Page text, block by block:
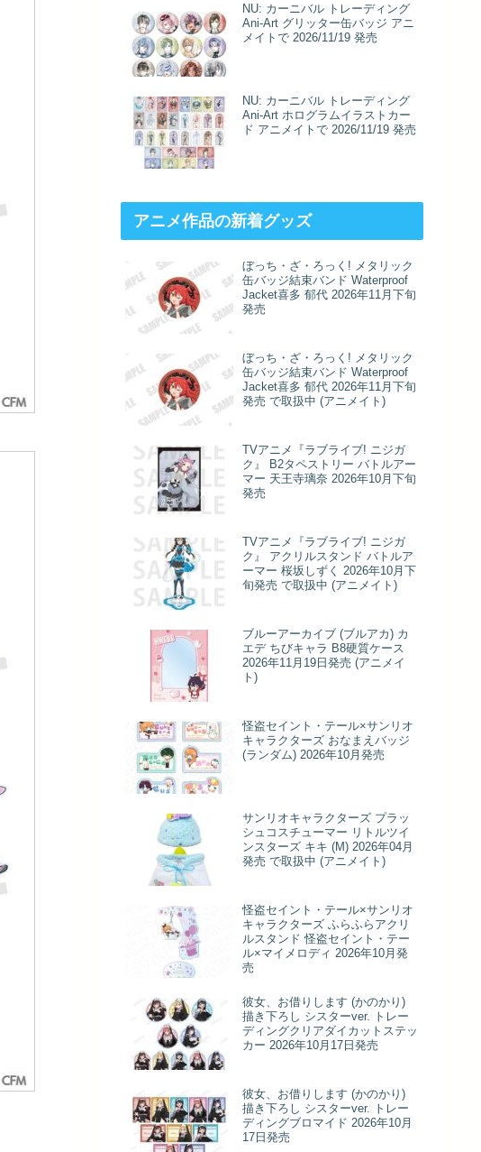
NU: カーニバル トレーディング
Ani-Art グリッター缶バッジ アニ
メイトで 2026/11/19 発売
NU: カーニバル トレーディング
Ani-Art ホログラムイラストカー
ド アニメイトで 2026/11/19 発売
アニメ作品の新着グッズ
ぼっち・ざ・ろっく! メタリック
缶バッジ結束バンド Waterproof
Jacket喜多 郁代 2026年11月下旬
発売
ぼっち・ざ・ろっく! メタリック
缶バッジ結束バンド Waterproof
Jacket喜多 郁代 2026年11月下旬
発売 で取扱中 (アニメイト)
TVアニメ『ラブライブ! ニジガ
ク』 B2タペストリー バトルアー
マー 天王寺璃奈 2026年10月下旬
発売
TVアニメ『ラブライブ! ニジガ
ク』 アクリルスタンド バトルア
ーマー 桜坂しずく 2026年10月下
旬発売 で取扱中 (アニメイト)
ブルーアーカイブ (ブルアカ) カ
エデ ちびキャラ B8硬質ケース
2026年11月19日発売 (アニメイ
ト)
怪盗セイント・テール×サンリオ
キャラクターズ おなまえバッジ
(ランダム) 2026年10月発売
サンリオキャラクターズ プラッ
シュコスチューマー リトルツイ
ンスターズ キキ (M) 2026年04月
発売 で取扱中 (アニメイト)
怪盗セイント・テール×サンリオ
キャラクターズ ふらふらアクリ
ルスタンド 怪盗セイント・テー
ル×マイメロディ 2026年10月発
売
彼女、お借りします (かのかり)
描き下ろし シスターver. トレー
ディングクリアダイカットステッ
カー 2026年10月17日発売
彼女、お借りします (かのかり)
描き下ろし シスターver. トレー
ディングブロマイド 2026年10月
17日発売